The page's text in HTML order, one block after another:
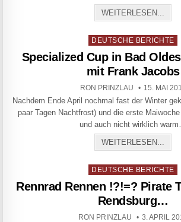
WEITERLESEN...
Posted in
DEUTSCHE BERICHTE
Specialized Cup in Bad
mit Frank Jacobs
AUTHOR:
RON PRINZLAU 15. MAI
Nachdem Ende April nochmal fast der Winter
paar Tagen Nachtfrost) und die erste
und auch nicht wirklich
WEITERLESEN...
Posted in
DEUTSCHE BERICHTE
Rennrad Rennen !?!=? Pirate
Rendsburg…
AUTHOR:
RON PRINZLAU PUBLISHED
3. APRIL